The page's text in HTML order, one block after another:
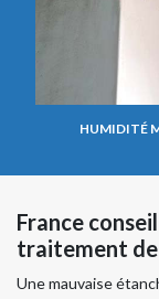
HUMIDITÉ
France
traitement
Une mauvaise